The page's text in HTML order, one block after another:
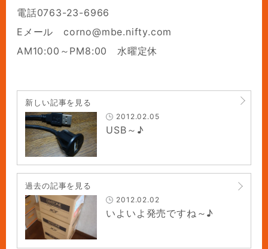
電話0763-23-6966
Eメール corno@mbe.nifty.com
AM10:00～PM8:00 水曜定休
新しい記事を見る
2012.02.05
USB～♪
過去の記事を見る
2012.02.02
いよいよ発売ですね～♪